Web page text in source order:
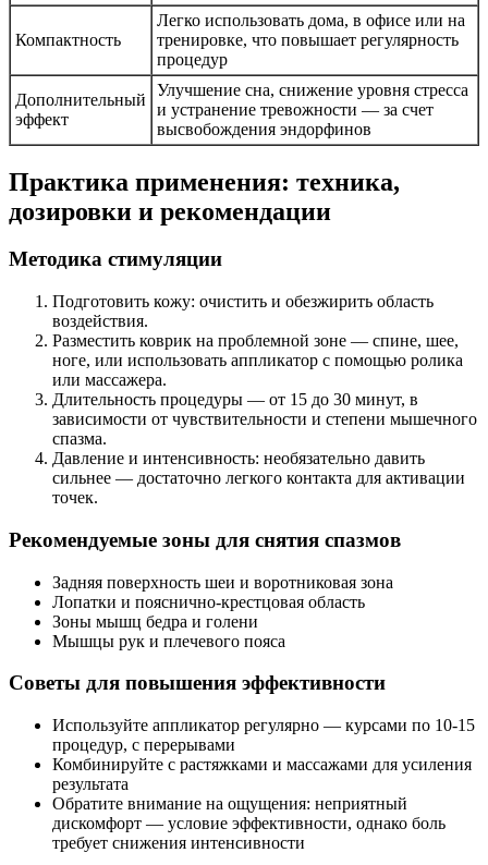
Компактность
Легко использовать дома, в офисе или на
тренировке, что повышает регулярность
процедур
Дополнительный
эффект
Улучшение сна, снижение уровня стресса
и устранение тревожности — за счет
высвобождения эндорфинов
Практика применения: техника,
дозировки и рекомендации
Методика стимуляции
Подготовить кожу: очистить и обезжирить область
воздействия.
Разместить коврик на проблемной зоне — спине, шее,
ноге, или использовать аппликатор с помощью ролика
или массажера.
Длительность процедуры — от 15 до 30 минут, в
зависимости от чувствительности и степени мышечного
спазма.
Давление и интенсивность: необязательно давить
сильнее — достаточно легкого контакта для активации
точек.
Рекомендуемые зоны для снятия спазмов
Задняя поверхность шеи и воротниковая зона
Лопатки и пояснично-крестцовая область
Зоны мышц бедра и голени
Мышцы рук и плечевого пояса
Советы для повышения эффективности
Используйте аппликатор регулярно — курсами по 10-15
процедур, с перерывами
Комбинируйте с растяжками и массажами для усиления
результата
Обратите внимание на ощущения: неприятный
дискомфорт — условие эффективности, однако боль
требует снижения интенсивности